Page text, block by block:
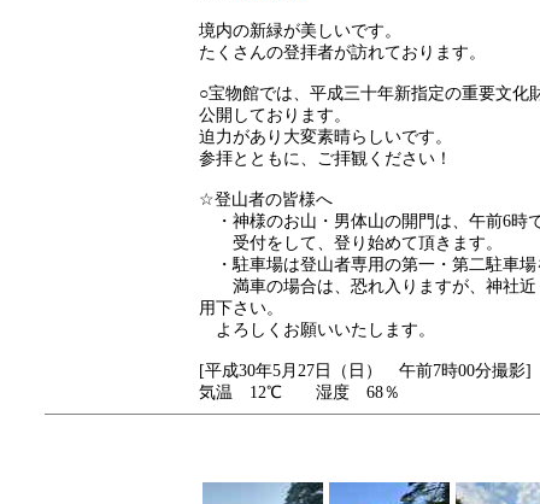
境内の新緑が美しいです。
たくさんの登拝者が訪れております。
○宝物館では、平成三十年新指定の重要文化
公開しております。
迫力があり大変素晴らしいです。
参拝とともに、ご拝観ください！
☆登山者の皆様へ
・神様のお山・男体山の開門は、午前6時
受付をして、登り始めて頂きます。
・駐車場は登山者専用の第一・第二駐車場
満車の場合は、恐れ入りますが、神社近
用下さい。
よろしくお願いいたします。
[平成30年5月27日（日） 午前7時00分撮影]
気温 12℃ 湿度 68％